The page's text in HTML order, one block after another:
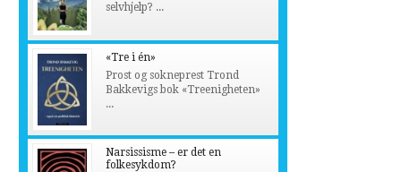
selvhjelp? ...
«Tre i én»
Prost og sokneprest Trond
Bakkevigs bok «Treenigheten»
...
Narsissisme – er det en
folkesykdom?